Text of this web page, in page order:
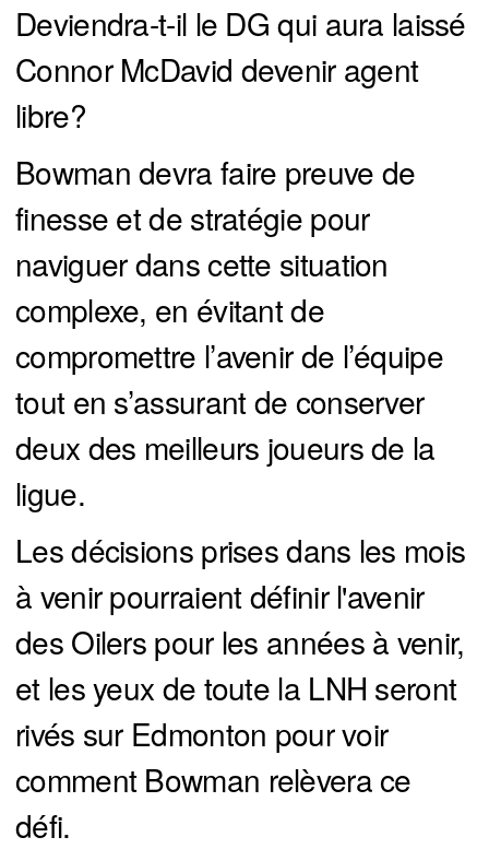
Deviendra-t-il le DG qui aura laissé
Connor McDavid devenir agent
libre?
Bowman devra faire preuve de
finesse et de stratégie pour
naviguer dans cette situation
complexe, en évitant de
compromettre l’avenir de l’équipe
tout en s’assurant de conserver
deux des meilleurs joueurs de la
ligue.
Les décisions prises dans les mois
à venir pourraient définir l'avenir
des Oilers pour les années à venir,
et les yeux de toute la LNH seront
rivés sur Edmonton pour voir
comment Bowman relèvera ce
défi.